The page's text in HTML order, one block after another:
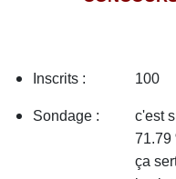
Inscrits : 100
Sondage :
c'est
71.79
ça